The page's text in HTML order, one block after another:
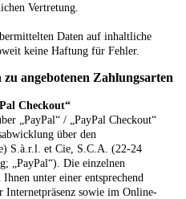
Vertretung.
Daten auf inhaltliche
keine Haftung für Fehler.
angebotenen Zahlungsarten
Checkout“
„PayPal“ / „PayPal Checkout“
über den
S.à.r.l. et Cie, S.C.A. (22-24
„PayPal“). Die einzelnen
unter einer entsprechend
Internetpräsenz sowie im Online-